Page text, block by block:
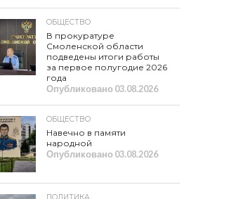
ОБЩЕСТВО
В прокуратуре
Смоленской области
подведены итоги работы
за первое полугодие 2026
года
Опубликовано03.08.2026
ОБЩЕСТВО
Навечно в памяти
народной
Опубликовано03.08.2026